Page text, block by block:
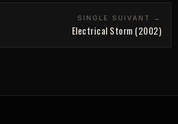
SINGLE SUIVANT →
Electrical Storm (2002)